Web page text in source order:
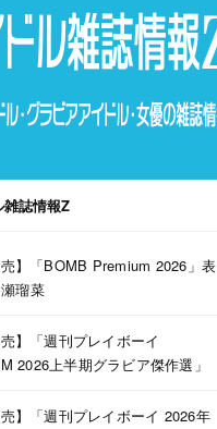
雑誌情報Z
売】「BOMB Premium 2026」表
瑠菜
売】「週刊プレイボーイ
2026上半期グラビア傑作選」
売】「週刊プレイボーイ 2026年